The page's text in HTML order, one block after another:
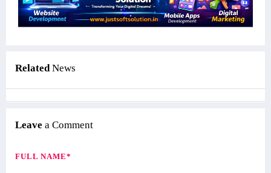
RelatedNews
Leave a Comment
FULL NAME*